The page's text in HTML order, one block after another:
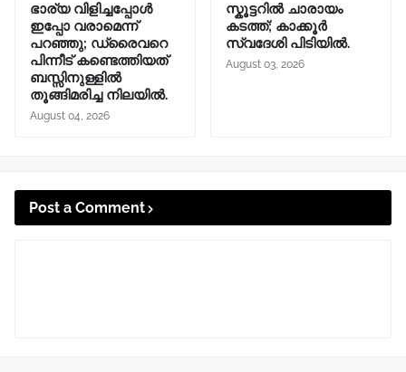
ഭാര്യ വിളിച്ചപ്പോള്‍
ഇപ്പോ വരാമെന്ന്
പറഞ്ഞു; ഡ്രൈവറെ
പിന്നീട് കണ്ടെത്തിയത്
ബസ്സിനുള്ളില്‍
തൂങ്ങിമരിച്ച നിലയിൽ.
August 04, 2026
സ്കൂട്ടറിൽ ചാരായം
കടത്ത്; കാക്കൂർ
സ്വദേശി പിടിയിൽ.
August 03, 2026
Post a Comment